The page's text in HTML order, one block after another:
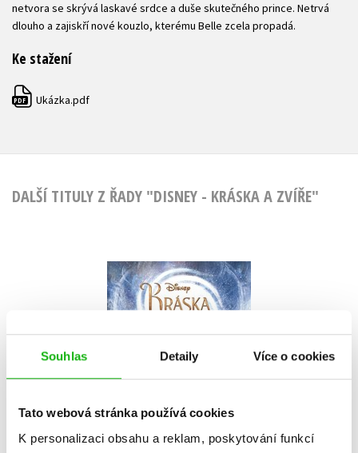
Souhlas Detaily Více o cookies
Tato webová stránka používá cookies
K personalizaci obsahu a reklam, poskytování funkcí
netvora se skrývá laskavé srdce a duše skutečného prince. Netrvá
dlouho a zajiskří nové kouzlo, kterému Belle zcela propadá.
Ke stažení
PDF Ukázka.pdf
DALŠÍ TITULY Z ŘADY "DISNEY - KRÁSKA A ZVÍŘE"
Kráska a zvíře -
Zakletá v knize